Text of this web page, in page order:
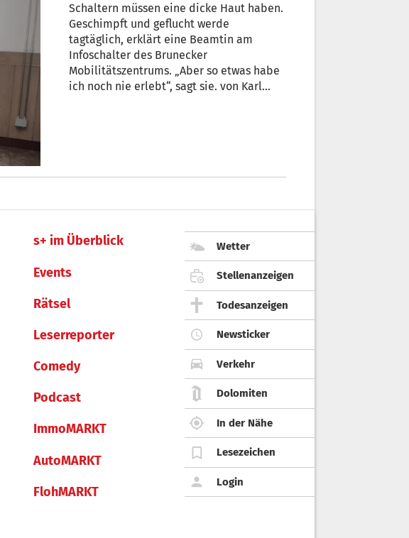
Schaltern müssen eine dicke Haut haben.
Geschimpft und geflucht werde
tagtäglich, erklärt eine Beamtin am
Infoschalter des Brunecker
Mobilitätszentrums. „Aber so etwas habe
ich noch nie erlebt“, sagt sie. von Karl
s+ im Überblick
Events
Rätsel
Leserreporter
Comedy
Podcast
ImmoMARKT
AutoMARKT
FlohMARKT
Wetter
Stellenanzeigen
Todesanzeigen
Newsticker
Verkehr
Dolomiten
In der Nähe
Lesezeichen
Login